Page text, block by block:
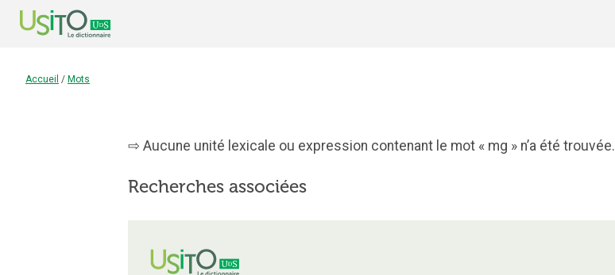
Accueil / Mots
Aucune unité lexicale ou expression contenant le mot « mg » n’a été trouvée.
Recherches associées